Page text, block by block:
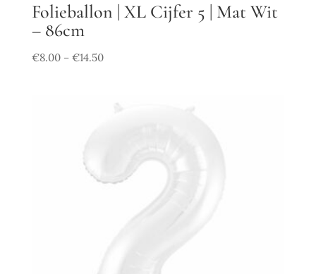
Folieballon | XL Cijfer 5 | Mat Wit
– 86cm
€8.00– €14.50